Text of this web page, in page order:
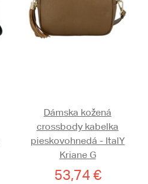
Dámska kožená
crossbody kabelka
pieskovohnedá - ItalY
Kriane G
53,74 €